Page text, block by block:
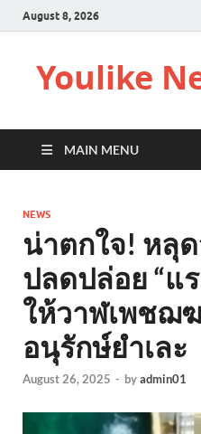
August 8, 2026
Youlike
MAIN MENU
NEWS
น่าตกใจ! หลุ
ปลดปล่อย “แ
ให้วาฬเพชฌ
อนุรักษ์ยำเละ
August 26, 2025 - byadmin01